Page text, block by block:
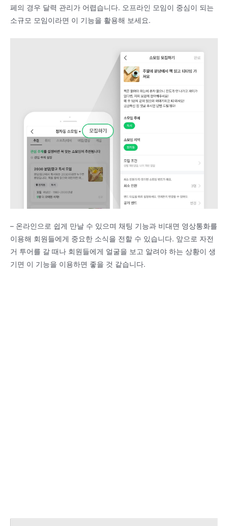
페의 경우 달력 관리가 어렵습니다. 오프라인 모임이 중심이 되는
소규모 모임이라면 이 기능을 활용해 보세요.
– 온라인으로 쉽게 만날 수 있으며 채팅 기능과 비대면 영상통화를
이용해 회원들에게 중요한 소식을 전할 수 있습니다. 앞으로 자전
거 투어를 갈 때나 회원들에게 얼굴을 보고 알려야 하는 상황이 생
기면 이 기능을 이용하면 좋을 것 같습니다.